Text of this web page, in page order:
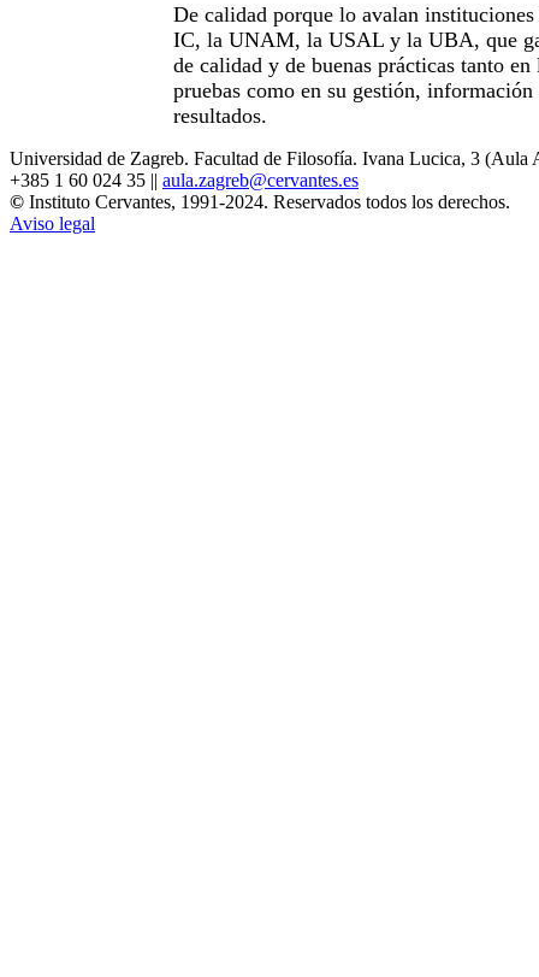
De calidad porque lo avalan
IC, la UNAM, la USAL y la UBA, que
de calidad y de buenas prácticas tanto
pruebas como en su gestión,
resultados.
Universidad de Zagreb. Facultad de Filosofía. Ivana Lucica, 3 (Aula
+385 1 60 024 35 || aula.zagreb@cervantes.es
© Instituto Cervantes, 1991-2024. Reservados todos los derechos.
Aviso legal